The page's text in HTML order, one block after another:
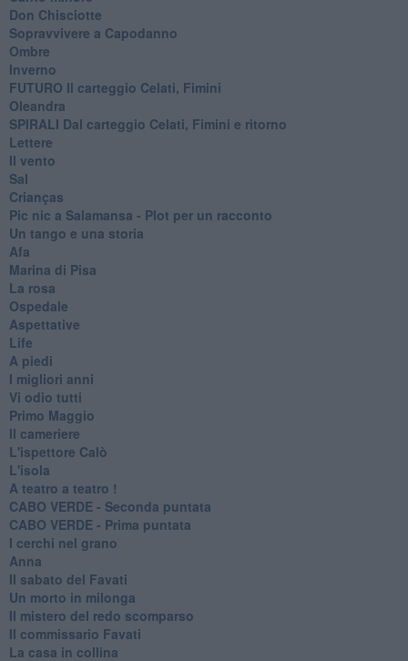
Don Chisciotte
Sopravvivere a Capodanno
Ombre
Inverno
FUTURO Il carteggio Celati, Fimini
Oleandra
SPIRALI Dal carteggio Celati, Fimini e ritorno
Lettere
Il vento
Sal
Crianças
Pic nic a Salamansa - Plot per un racconto
Un tango e una storia
Afa
Marina di Pisa
La rosa
Ospedale
Aspettative
Life
A piedi
I migliori anni
Vi odio tutti
Primo Maggio
Il cameriere
L'ispettore Calò
L'isola
A teatro a teatro !
CABO VERDE - Seconda puntata
CABO VERDE - Prima puntata
I cerchi nel grano
Anna
Il sabato del Favati
Un morto in milonga
Il mistero del redo scomparso
Il commissario Favati
La casa in collina